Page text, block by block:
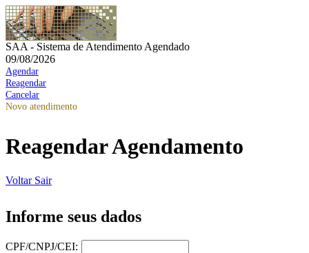
SAA - Sistema de Atendimento Agendado
09/08/2026
Agendar
Reagendar
Cancelar
Novo atendimento
Reagendar Agendamento
Voltar Sair
Informe seus dados
CPF/CNPJ/CEI: